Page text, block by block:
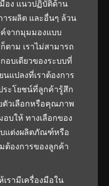
อง แนวปฏิบัติด้าน
ารผลิต และอื่นๆ ล้วน
จากมุมมองแบบ
ตาม เราไม่สามารถ
อบเดียวของระบบที่
แปลงที่เราต้องการ
ระโยชน์ที่ลูกค้ารู้สึก
ตัวเลือกหรือคุณภาพ
บให้ ทางเลือกของ
บแต่งผลิตภัณฑ์หรือ
ต้องการของลูกค้า
รามีเครื่องมือใน